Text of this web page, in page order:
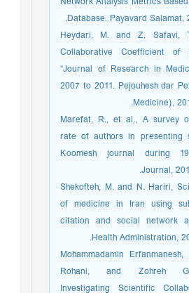
Database. Payavard Salamat,
23. Heydari, M. and Z.
Collaborative Coefficient
“Journal of Research in
2007 to 2011. Pejouhesh dar
Medicine),
24. Marefat, R., et al., A
rate of authors in presenting
Koomesh journal during
Journal,
25. Shekofteh, M. and N. Hariri,
of medicine in Iran using
citation and social network
Health Administration,
26. Mohammadamin
Rohani, and Zohreh
Investigating Scientific